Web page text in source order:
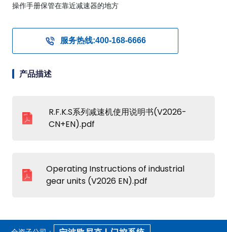
操作手册保管在靠近减速器的地方
服务热线:400-168-6666
产品描述
R.F.K.S系列减速机使用说明书(V2026-
CN+EN).pdf
Operating Instructions of industrial
gear units (V2026 EN).pdf